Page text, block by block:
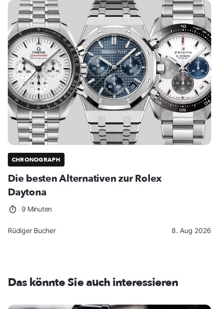
CHRONOGRAPH
Die besten Alternativen zur Rolex
Daytona
9 Minuten
Rüdiger Bucher 8. Aug 2026
Das könnte Sie auch interessieren